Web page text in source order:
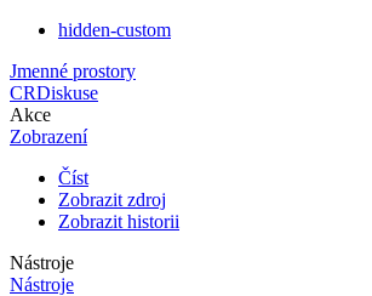
hidden-custom
Jmenné prostory
CRDiskuse
Akce
Zobrazení
Číst
Zobrazit zdroj
Zobrazit historii
Nástroje
Nástroje